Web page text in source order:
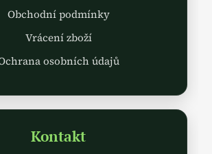
Obchodní podmínky
Vrácení zboží
osobních údajů
Kontakt